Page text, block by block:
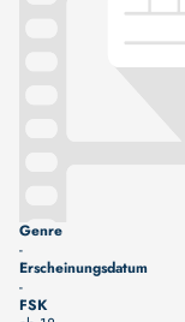
Genre
-
Erscheinungsdatum
-
FSK